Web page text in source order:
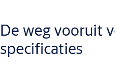
De weg vooruit
specificaties